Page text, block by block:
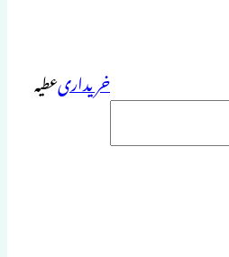
خریداریعطیہ